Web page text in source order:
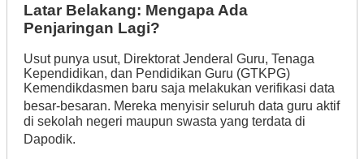
Latar Belakang: Mengapa Ada
Penjaringan Lagi?
Usut punya usut, Direktorat Jenderal Guru, Tenaga
Kependidikan, dan Pendidikan Guru (GTKPG)
Kemendikdasmen baru saja melakukan verifikasi data
besar-besaran. Mereka menyisir seluruh data guru aktif
di sekolah negeri maupun swasta yang terdata di
Dapodik.